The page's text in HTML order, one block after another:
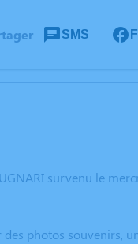
SMS
survenu le
photos souvenirs,